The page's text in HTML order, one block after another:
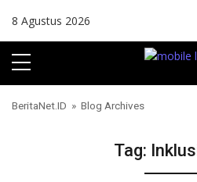
8 Agustus 2026
BeritaNet.ID » Blog Archives
Tag: